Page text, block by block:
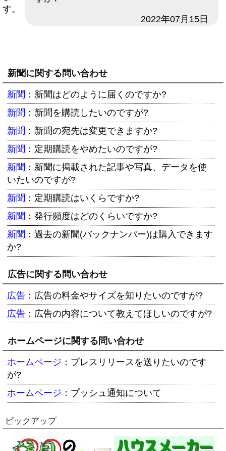
2022年07月15日
す。
新聞に関する問い合わせ
新聞 ： 新聞はどのように届くのですか?
新聞 ： 新聞を購読したいのですが?
新聞 ： 新聞の宛先は変更できますか?
新聞 ： 定期購読をやめたいのですが?
新聞 ： 新聞に掲載された記事や写真、データを使
いたいのですが?
新聞 ： 定期購読はいくらですか?
新聞 ： 発行頻度はどのくらいですか?
新聞 ： 過去の新聞(バックナンバー)は購入できます
か?
広告に関する問い合わせ
広告 ： 広告の料金やサイズを知りたいのですが?
広告 ： 広告の内容について教えてほしいのですが?
ホームページに関する問い合わせ
ホームページ ： プレスリリースを送りたいのです
が?
ホームページ ： プッシュ通知について
ピックアップ